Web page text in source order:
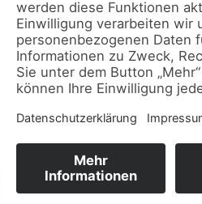
den zwei
Wir möchten
bringen.
Download